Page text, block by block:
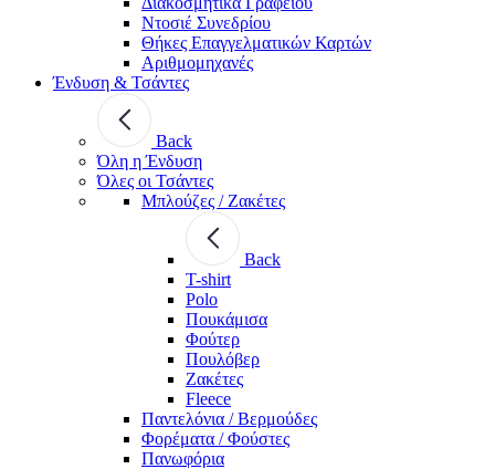
Ντοσιέ Συνεδρίου
Θήκες Επαγγελματικών Καρτών
Αριθμομηχανές
Ένδυση & Τσάντες
Back
Όλη η Ένδυση
Όλες οι Τσάντες
Μπλούζες / Ζακέτες
Back
T-shirt
Polo
Πουκάμισα
Φούτερ
Πουλόβερ
Ζακέτες
Fleece
Παντελόνια / Βερμούδες
Φορέματα / Φούστες
Πανωφόρια